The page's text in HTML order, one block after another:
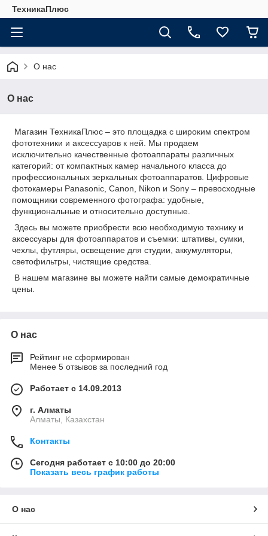
ТехникаПлюс
О нас
О нас
Магазин ТехникаПлюс – это площадка с широким спектром
фототехники и аксессуаров к ней. Мы продаем
исключительно качественные фотоаппараты различных
категорий: от компактных камер начального класса до
профессиональных зеркальных фотоаппаратов. Цифровые
фотокамеры Panasonic, Canon, Nikon и Sony – превосходные
помощники современного фотографа: удобные,
функциональные и относительно доступные.
Здесь вы можете приобрести всю необходимую технику и
аксессуары для фотоаппаратов и съемки: штативы, сумки,
чехлы, футляры, освещение для студии, аккумуляторы,
светофильтры, чистящие средства.
В нашем магазине вы можете найти самые демократичные
цены.
О нас
Рейтинг не сформирован
Менее 5 отзывов за последний год
Работает с 14.09.2013
г. Алматы
Алматы, Казахстан
Контакты
Сегодня работает с 10:00 до 20:00
Показать весь график работы
О нас